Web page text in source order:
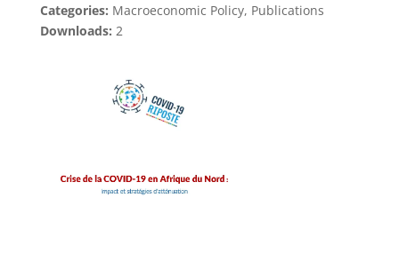
Categories: Macroeconomic Policy, Publications
Downloads: 2